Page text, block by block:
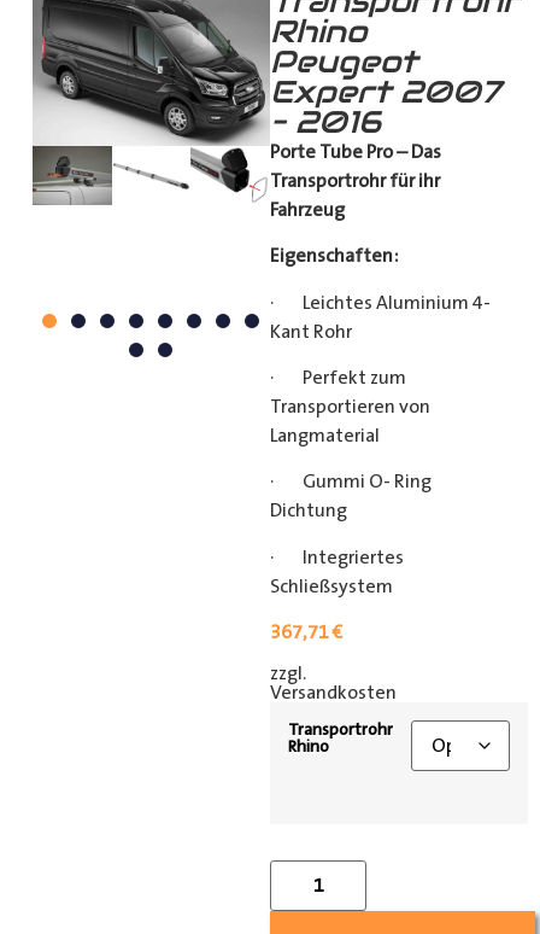
Rhino
Peugeot
Expert 2007
– 2016
Porte Tube Pro – Das
Transportrohr für ihr
Fahrzeug
Eigenschaften:
· Leichtes Aluminium 4-
Kant Rohr
· Perfekt zum
Transportieren von
Langmaterial
· Gummi O- Ring
Dichtung
· Integriertes
Schließsystem
367,71€
zzgl.
Versandkosten
Transportrohr
Rhino